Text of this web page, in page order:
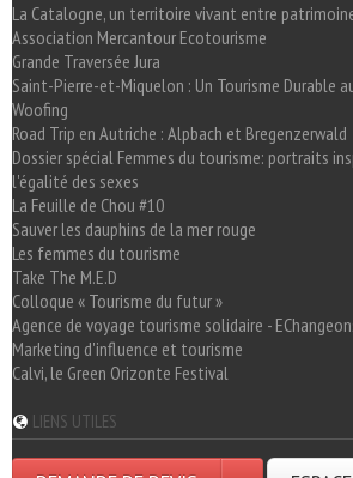
La Catalogne, un territoire vivant entre
Association Mercantour Ecotourisme
Grande Traversée Jura
Saint-Pierre-et-Miquelon : Un Tourisme Durable
Woofing
Road Trip en Autriche : Alpbach et Bregenzerwald
Dossier spécial Femmes du tourisme: portraits
l'égalité des sexes
La Feuille de Chou #10
Sauver les dauphins de la mer rouge
Les femmes du tourisme
Take The M.E.D
Colloque « Tourisme du futur »
Agence de voyage tourisme solidaire -
Marketing d'influence et tourisme
Calvi, le Green Orizonte Festival
LIENS UTILES